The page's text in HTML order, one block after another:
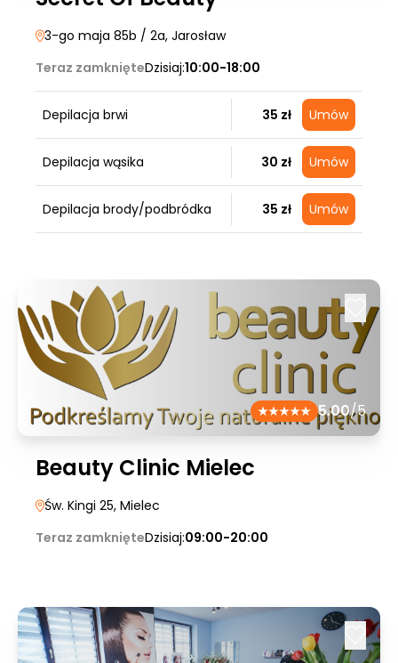
3-go maja 85b / 2a, Jarosław
Teraz zamknięteDzisiaj:10:00-18:00
Depilacja brwi 35 zł Umów
Depilacja wąsika 30 zł Umów
Depilacja brody/podbródka 35 zł Umów
5.00/5
Beauty Clinic Mielec
Św. Kingi 25, Mielec
Teraz zamknięteDzisiaj:09:00-20:00